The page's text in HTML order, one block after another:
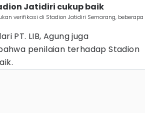
Jatidiri cukup baik
verifikasi di Stadion Jatidiri Semarang, beberapa
PT. LIB, Agung juga
penilaian terhadap Stadion